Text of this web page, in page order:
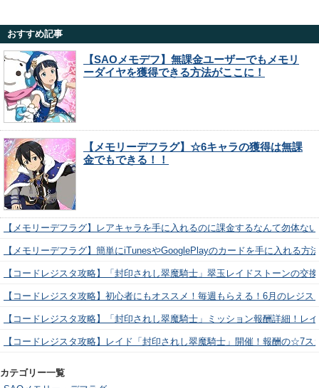
おすすめ記事
【SAOメモデフ】無課金ユーザーでもメモリ
ーダイヤを獲得できる方法がここに！
【メモリーデフラグ】☆6キャラの獲得は無課
金でもできる！！
【メモリーデフラグ】レアキャラを手に入れるのに課金するなんて勿体な
【メモリーデフラグ】簡単にiTunesやGooglePlayのカードを手に入れる方
【コードレジスタ攻略】「封印されし翠魔騎士」翠玉レイドストーンの交
【コードレジスタ攻略】初心者にもオススメ！毎週もらえる！6月のレジ
【コードレジスタ攻略】「封印されし翠魔騎士」ミッション報酬詳細！レ
【コードレジスタ攻略】レイド「封印されし翠魔騎士」開催！報酬の☆7
カテゴリー一覧